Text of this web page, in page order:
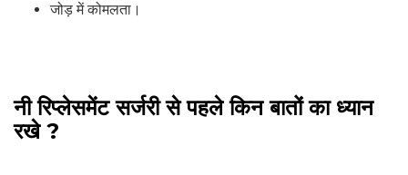
जोड़ में कोमलता।
नी रिप्लेसमेंट सर्जरी से पहले किन बातों का ध्यान
रखे ?